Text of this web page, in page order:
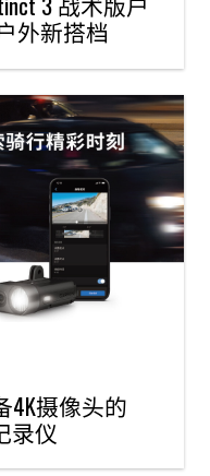
外新搭档
4K摄像头的
录仪